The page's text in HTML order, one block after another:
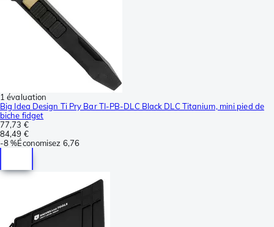
1 évaluation
Big Idea Design Ti Pry Bar TI-PB-DLC Black DLC Titanium, mini pied de
biche fidget
77,73 €
84,49 €
-8 %Économisez 6,76